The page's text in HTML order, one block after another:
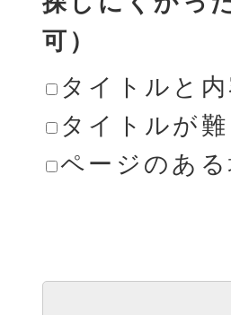
可）
タイトルと
タイトルが
ページのあ